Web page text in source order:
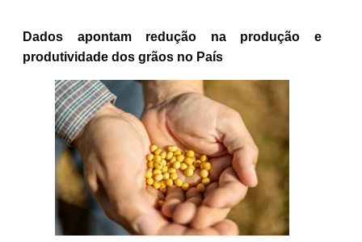
Dados apontam redução na produção e
produtividade dos grãos no País